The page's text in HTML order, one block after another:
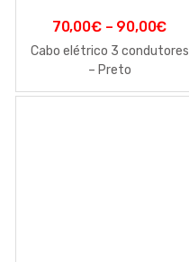
70,00€– 90,00€
Cabo elétrico 3 condutores
– Preto